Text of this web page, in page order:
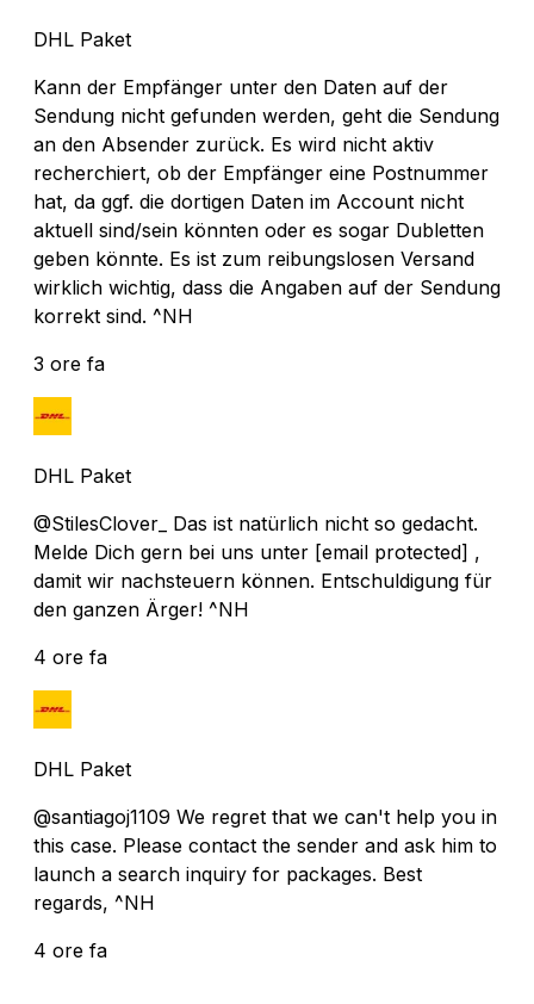
DHL Paket
Kann der Empfänger unter den Daten auf der
Sendung nicht gefunden werden, geht die Sendung
an den Absender zurück. Es wird nicht aktiv
recherchiert, ob der Empfänger eine Postnummer
hat, da ggf. die dortigen Daten im Account nicht
aktuell sind/sein könnten oder es sogar Dubletten
geben könnte. Es ist zum reibungslosen Versand
wirklich wichtig, dass die Angaben auf der Sendung
korrekt sind. ^NH
3 ore fa
DHL Paket
@StilesClover_ Das ist natürlich nicht so gedacht.
Melde Dich gern bei uns unter [email protected] ,
damit wir nachsteuern können. Entschuldigung für
den ganzen Ärger! ^NH
4 ore fa
DHL Paket
@santiagoj1109 We regret that we can't help you in
this case. Please contact the sender and ask him to
launch a search inquiry for packages. Best
regards, ^NH
4 ore fa